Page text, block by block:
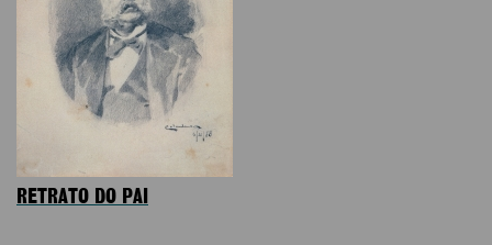
RETRATO DO PAI